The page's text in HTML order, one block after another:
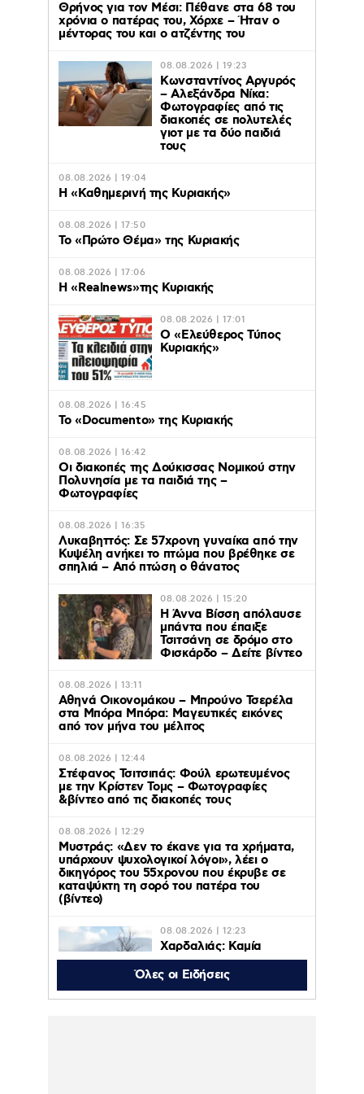
Θρήνος για τον Μέσι: Πέθανε στα 68 του
χρόνια ο πατέρας του, Χόρχε – Ήταν ο
μέντορας του και ο ατζέντης του
08.08.2026 | 19:23
Κωνσταντίνος Αργυρός
– Αλεξάνδρα Νίκα:
Φωτογραφίες από τις
διακοπές σε πολυτελές
γιοτ με τα δύο παιδιά
τους
08.08.2026 | 19:04
H «Καθημερινή της Κυριακής»
08.08.2026 | 17:50
Το «Πρώτο Θέμα» της Κυριακής
08.08.2026 | 17:06
Η «Realnews»της Κυριακής
08.08.2026 | 17:01
Ο «Eλεύθερος Τύπος
Κυριακής»
08.08.2026 | 16:45
Το «Documento» της Κυριακής
08.08.2026 | 16:42
Οι διακοπές της Δούκισσας Νομικού στην
Πολυνησία με τα παιδιά της –
Φωτογραφίες
08.08.2026 | 16:35
Λυκαβηττός: Σε 57χρονη γυναίκα από την
Κυψέλη ανήκει το πτώμα που βρέθηκε σε
σπηλιά – Από πτώση ο θάνατος
08.08.2026 | 15:20
Η Άννα Βίσση απόλαυσε
μπάντα που έπαιξε
Τσιτσάνη σε δρόμο στο
Φισκάρδο – Δείτε βίντεο
08.08.2026 | 13:11
Αθηνά Οικονομάκου – Μπρούνο Τσερέλα
στα Μπόρα Μπόρα: Mαγευτικές εικόνες
από τον μήνα του μέλιτος
08.08.2026 | 12:44
Στέφανος Τσιτσιπάς: Φούλ ερωτευμένος
με την Κρίστεν Τομς – Φωτογραφίες
&βίντεο από τις διακοπές τους
08.08.2026 | 12:29
Μυστράς: «Δεν το έκανε για τα χρήματα,
υπάρχουν ψυχολογικοί λόγοι», λέει ο
δικηγόρος του 55χρονου που έκρυβε σε
καταψύκτη τη σορό του πατέρα του
(βίντεο)
08.08.2026 | 12:23
Χαρδαλιάς: Καμία
ανεμογεννήτρια σε
καμένες και
αναδασωτέες περιοχές
της Αττικής
Όλες οι Ειδήσεις